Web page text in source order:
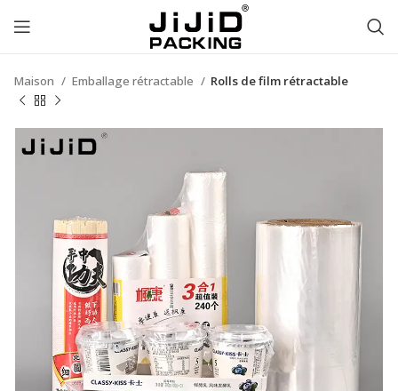
Maison Emballage rétractable Rolls de film rétractable